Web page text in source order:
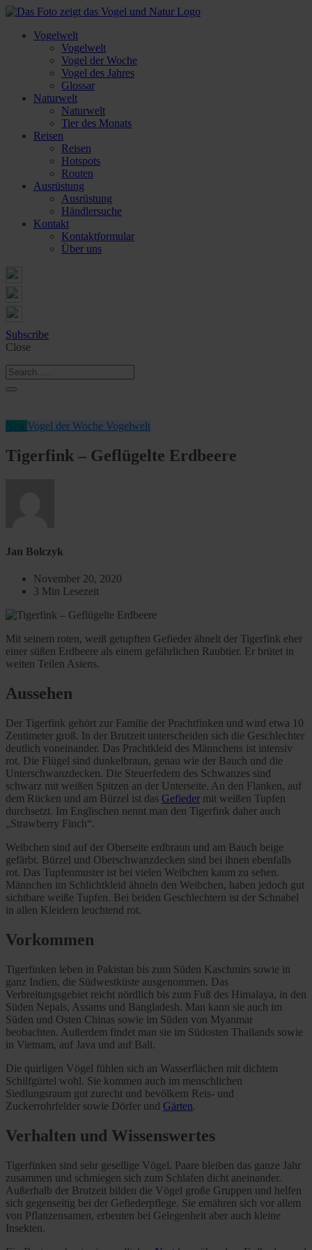
Vogelwelt
Vogelwelt
Vogel der Woche
Vogel des Jahres
Glossar
Naturwelt
Naturwelt
Tier des Monats
Reisen
Reisen
Hotspots
Routen
Ausrüstung
Ausrüstung
Händlersuche
Kontakt
Kontaktformular
Über uns
Subscribe
Close
Vogel der Woche Vogelwelt
Tigerfink – Geflügelte Erdbeere
Jan Bolczyk
November 20, 2020
3 Min Lesezeit
Mit seinem roten, weiß getupften Gefieder ähnelt der Tigerfink eher
einer süßen Erdbeere als einem gefährlichen Raubtier. Er brütet in
weiten Teilen Asiens.
Aussehen
Der Tigerfink gehört zur Familie der Prachtfinken und wird etwa 10
Zentimeter groß. In der Brutzeit unterscheiden sich die Geschlechter
deutlich voneinander. Das Prachtkleid des Männchens ist intensiv
rot. Die Flügel sind dunkelbraun, genau wie der Bauch und die
Unterschwanzdecken. Die Steuerfedern des Schwanzes sind
schwarz mit weißen Spitzen an der Unterseite. An den Flanken, auf
dem Rücken und am Bürzel ist das Gefieder mit weißen Tupfen
durchsetzt. Im Englischen nennt man den Tigerfink daher auch
„Strawberry Finch“.
Weibchen sind auf der Oberseite erdbraun und am Bauch beige
gefärbt. Bürzel und Oberschwanzdecken sind bei ihnen ebenfalls
rot. Das Tupfenmuster ist bei vielen Weibchen kaum zu sehen.
Männchen im Schlichtkleid ähneln den Weibchen, haben jedoch gut
sichtbare weiße Tupfen. Bei beiden Geschlechtern ist der Schnabel
in allen Kleidern leuchtend rot.
Vorkommen
Tigerfinken leben in Pakistan bis zum Süden Kaschmirs sowie in
ganz Indien, die Südwestküste ausgenommen. Das
Verbreitungsgebiet reicht nördlich bis zum Fuß des Himalaya, in den
Süden Nepals, Assams und Bangladesh. Man kann sie auch im
Süden und Osten Chinas sowie im Süden von Myanmar
beobachten. Außerdem findet man sie im Südosten Thailands sowie
in Vietnam, auf Java und auf Bali.
Die quirligen Vögel fühlen sich an Wasserflächen mit dichtem
Schilfgürtel wohl. Sie kommen auch im menschlichen
Siedlungsraum gut zurecht und bevölkern Reis- und
Zuckerrohrfelder sowie Dörfer und Gärten.
Verhalten und Wissenswertes
Tigerfinken sind sehr gesellige Vögel. Paare bleiben das ganze Jahr
zusammen und schmiegen sich zum Schlafen dicht aneinander.
Außerhalb der Brutzeit bilden die Vögel große Gruppen und helfen
sich gegenseitig bei der Gefiederpflege. Sie ernähren sich vor allem
von Pflanzensamen, erbeuten bei Gelegenheit aber auch kleine
Insekten.